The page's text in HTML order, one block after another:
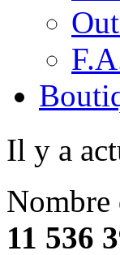
Il y a
Nombre
11 536